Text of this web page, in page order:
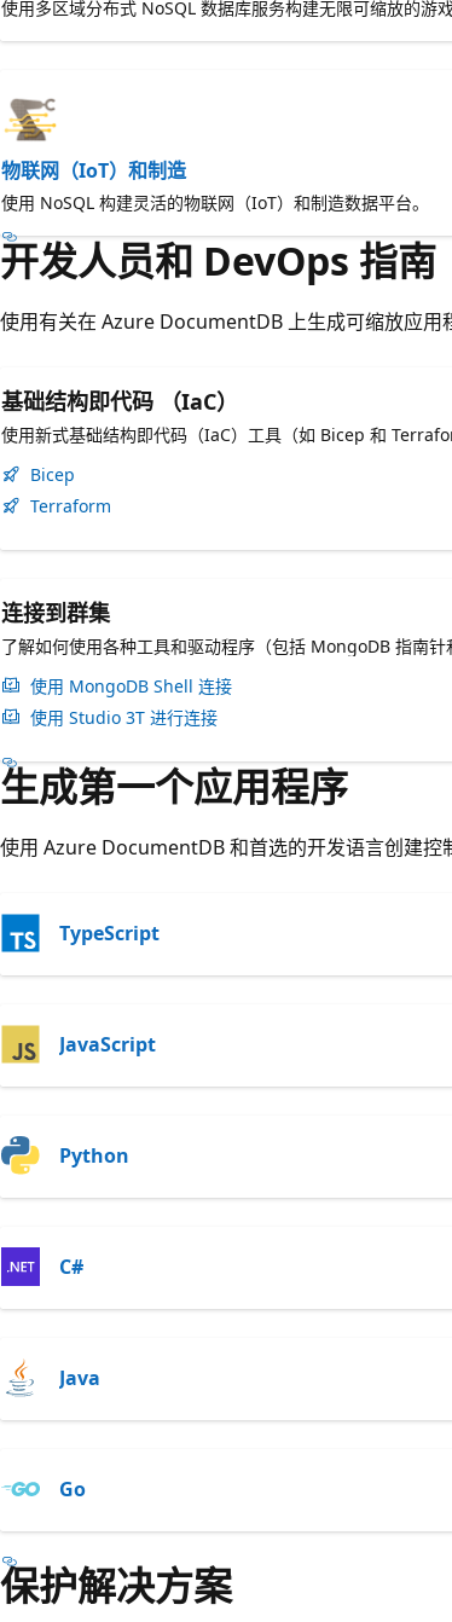
使用多区域分布式 NoSQL 数据库服务构建无限可缩放的游戏
物联网（IoT）和制造
使用 NoSQL 构建灵活的物联网（IoT）和制造数据平台。
开发人员和 DevOps 指南
使用有关在 Azure DocumentDB 上生成可缩放应用
基础结构即代码 （IaC）
使用新式基础结构即代码（IaC）工具（如 Bicep 和
Bicep
Terraform
连接到群集
了解如何使用各种工具和驱动程序（包括 MongoDB 指南
使用 MongoDB Shell 连接
使用 Studio 3T 进行连接
生成第一个应用程序
使用 Azure DocumentDB 和首选的开发语言创建控
TypeScript
JavaScript
Python
C#
Java
Go
保护解决方案